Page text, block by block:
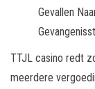
Gevallen
TTJL casino redt
meerdere